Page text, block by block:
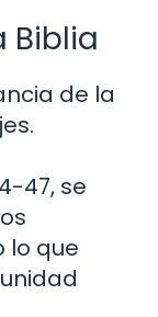
Biblia
de la
47, se
lo que